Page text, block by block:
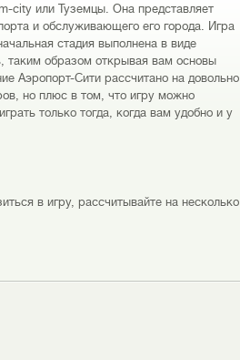
city или Туземцы. Она представляет
и обслуживающего его города. Игра
стадия выполнена в виде
таким образом открывая вам основы
Аэропорт-Сити рассчитано на довольно
но плюс в том, что игру можно
только тогда, когда вам удобно и у
в игру, рассчитывайте на несколько